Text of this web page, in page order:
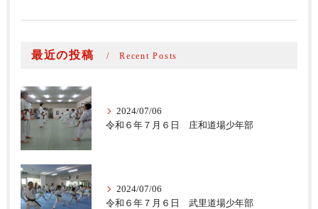
最近の投稿 Recent Posts
2024/07/06
令和６年７月６日 庄和道場少年部
2024/07/06
令和６年７月６日 武里道場少年部